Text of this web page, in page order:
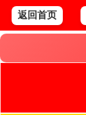
返回首页